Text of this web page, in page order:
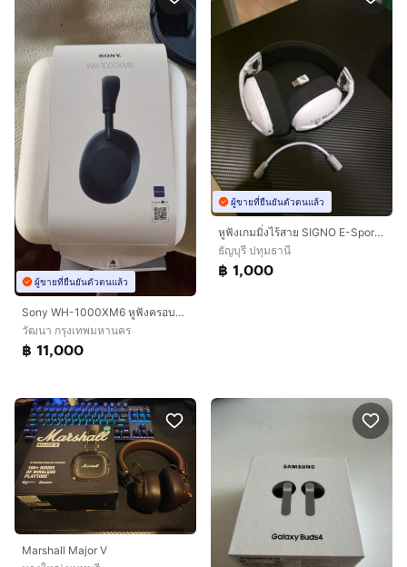
ผู้ขายที่ยืนยันตัวตนแล้ว
Sony WH-1000XM6 หูฟังครอบหู Noise Cancelling
วัฒนา กรุงเทพมหานคร
฿ 11,000
ผู้ขายที่ยืนยันตัวตนแล้ว
หูฟังเกมมิ่งไร้สาย SIGNO E-Sport MARLOS WP-601
ธัญบุรี ปทุมธานี
฿ 1,000
Marshall Major V